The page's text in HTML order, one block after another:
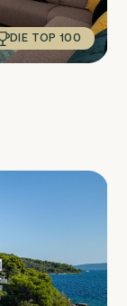
DIE TOP 100